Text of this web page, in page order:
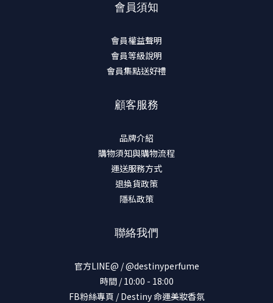
會員須知
會員權益聲明
會員等級說明
會員集點送好禮
顧客服務
品牌介紹
購物須知與購物流程
運送服務方式
退換貨政策
隱私政策
聯絡我們
官方LINE@ / @destinyperfume
時間 / 10:00 - 18:00
FB粉絲專頁 / Destiny 命運美妝香氛